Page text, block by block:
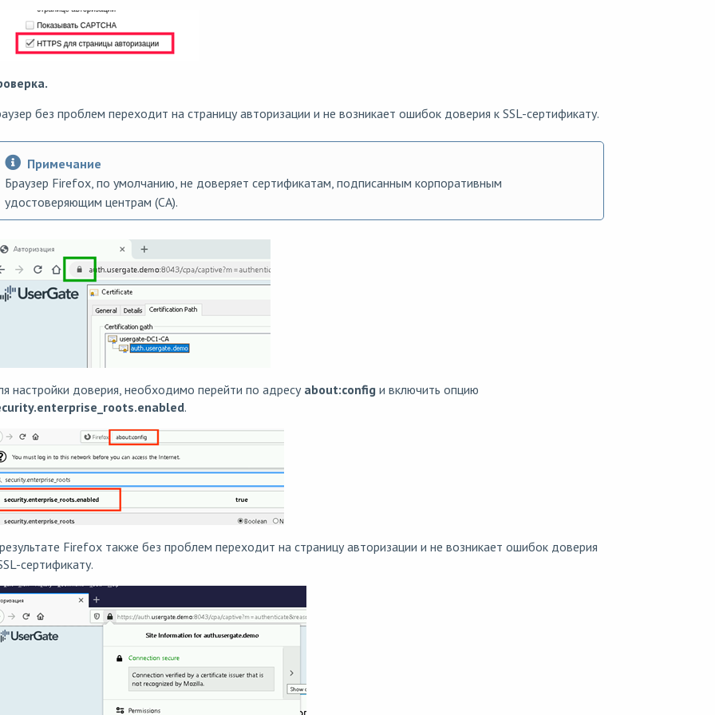
без проблем переходит на страницу авторизации и не возникает ошибок доверия к SSL-сертификату.
Примечание
Браузер Firefox, по умолчанию, не доверяет сертификатам, подписанным корпоративным
удостоверяющим центрам (СА).
настройки доверия, необходимо перейти по адресу about:configи включить опцию
.
Firefox также без проблем переходит на страницу авторизации и не возникает ошибок доверия
сертификату.